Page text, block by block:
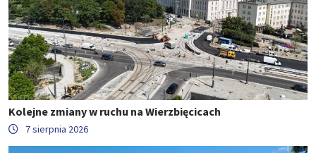
Kolejne zmiany w ruchu na Wierzbięcicach
7 sierpnia 2026